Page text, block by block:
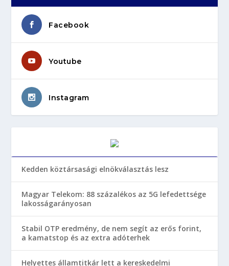
Facebook
Youtube
Instagram
Kedden köztársasági elnökválasztás lesz
Magyar Telekom: 88 százalékos az 5G lefedettsége
lakosságarányosan
Stabil OTP eredmény, de nem segít az erős forint,
a kamatstop és az extra adóterhek
Helyettes államtitkár lett a kereskedelmi